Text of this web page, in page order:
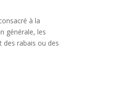
à la
générale, les
des rabais ou des